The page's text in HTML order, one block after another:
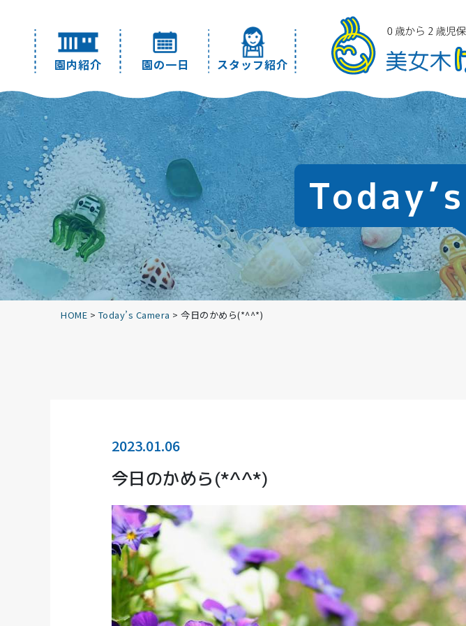
園内紹介 園の一日 スタッフ紹介
HOME > Today’s Camera > 今日のかめら(*^^*)
2023.01.06
今日のかめら(*^^*)